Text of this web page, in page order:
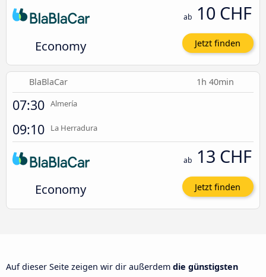
Economy
ab 10 CHF
Jetzt finden
BlaBlaCar 1h 40min
07:30 Almería
09:10 La Herradura
Economy
ab 13 CHF
Jetzt finden
Auf dieser Seite zeigen wir dir außerdem die günstigsten